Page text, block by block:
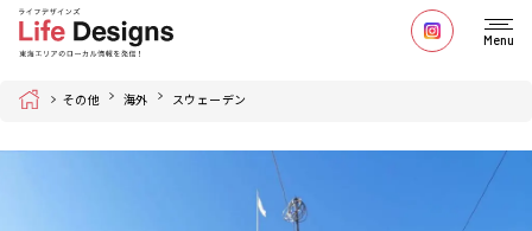
Menu
Home その他 海外 スウェーデン